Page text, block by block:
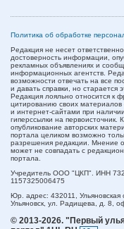
Политика об обработке
Редакция не несет
достоверность информации,
рекламных объявлениях и
информационных агентств.
возможности отвечать на все
и давать справки, но старается
Редакция лояльно относится к
цитированию своих
и интернет-сайтами при
гиперссылки на первоисточник.
опубликование авторских
портала целиком возможно
разрешения редакции. Мнение
может не совпадать с
портала.
Учредитель ООО "ЦКП". ИНН
1157325006475
Юр. адрес: 432011, Ульяновская
Ульяновск, ул. Радищева, д. 8,
© 2013-2026. "Первый